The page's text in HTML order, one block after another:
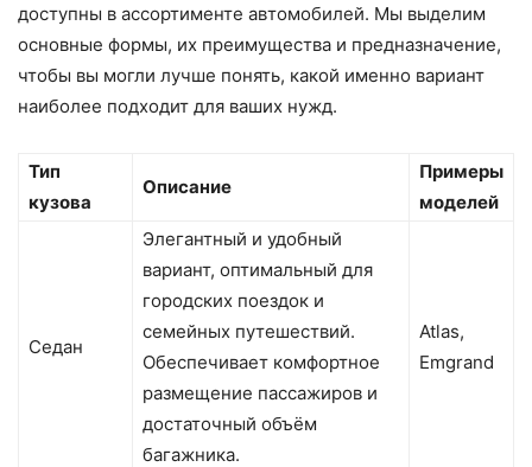
доступны в ассортименте автомобилей. Мы выделим
основные формы, их преимущества и предназначение,
чтобы вы могли лучше понять, какой именно вариант
наиболее подходит для ваших нужд.
Тип
кузова
Описание
Примеры
моделей
Седан
Элегантный и удобный
вариант, оптимальный для
городских поездок и
семейных путешествий.
Обеспечивает комфортное
размещение пассажиров и
достаточный объём
багажника.
Atlas,
Emgrand